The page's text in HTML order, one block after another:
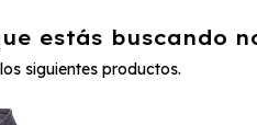
estás buscando
siguientes productos.